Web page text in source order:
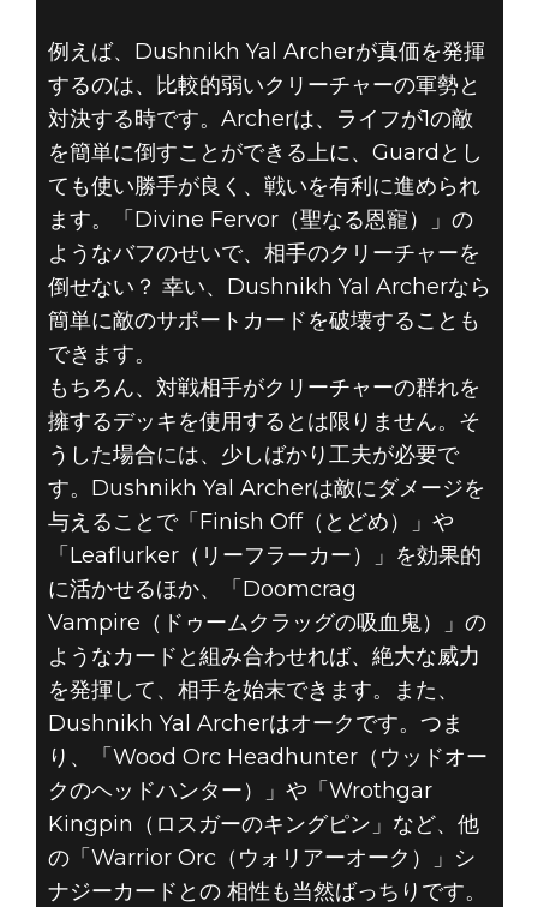
例えば、Dushnikh Yal Archerが真価を発揮
するのは、比較的弱いクリーチャーの軍勢と
対決する時です。Archerは、ライフが1の敵
を簡単に倒すことができる上に、Guardとし
ても使い勝手が良く、戦いを有利に進められ
ます。「Divine Fervor（聖なる恩寵）」の
ようなバフのせいで、相手のクリーチャーを
倒せない？ 幸い、Dushnikh Yal Archerなら
簡単に敵のサポートカードを破壊することも
できます。
もちろん、対戦相手がクリーチャーの群れを
擁するデッキを使用するとは限りません。そ
うした場合には、少しばかり工夫が必要で
す。Dushnikh Yal Archerは敵にダメージを
与えることで「Finish Off（とどめ）」や
「Leaflurker（リーフラーカー）」を効果的
に活かせるほか、「Doomcrag
Vampire（ドゥームクラッグの吸血鬼）」の
ようなカードと組み合わせれば、絶大な威力
を発揮して、相手を始末できます。また、
Dushnikh Yal Archerはオークです。つま
り、「Wood Orc Headhunter（ウッドオー
クのヘッドハンター）」や「Wrothgar
Kingpin（ロスガーのキングピン」など、他
の「Warrior Orc（ウォリアーオーク）」シ
ナジーカードとの 相性も当然ばっちりです。